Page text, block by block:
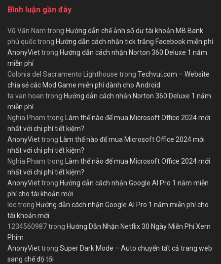
Bình luận gần đây
Vũ Văn Nam trong Hướng dẫn chế ảnh số dư tài khoản MB Bank
phú quốctrong Hướng dẫn cách nhận tick trắng Facebook miễn phí
AnonyViettrong Hướng dẫn cách nhận Norton 360 Deluxe 1 năm
miễn phí
Colonia del Sacramento Lighthouse trong Techvui.com – Website
chia sẻ các Mod Game miễn phí dành cho Android
ta van hoan trong Hướng dẫn cách nhận Norton 360 Deluxe 1 năm
miễn phí
Nghia Pham trong Làm thế nào để mua Microsoft Office 2024 mới
nhất với chi phí tiết kiệm?
AnonyViettrong Làm thế nào để mua Microsoft Office 2024 mới
nhất với chi phí tiết kiệm?
Nghia Pham trong Làm thế nào để mua Microsoft Office 2024 mới
nhất với chi phí tiết kiệm?
AnonyViettrong Hướng dẫn cách nhận Google AI Pro 1 năm miễn
phí cho tài khoản mới
loctrong Hướng dẫn cách nhận Google AI Pro 1 năm miễn phí cho
tài khoản mới
1234560987trong Hướng Dẫn Nhận Netflix 30 Ngày Miễn Phí Xem
Phim
AnonyViettrong Super Dark Mode – Auto chuyển tất cả trang web
sang chế độ tối